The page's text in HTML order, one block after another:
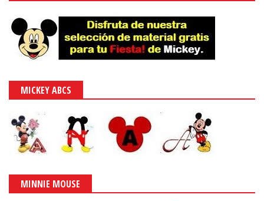
MICKEY ABCS
MINNIE MOUSE